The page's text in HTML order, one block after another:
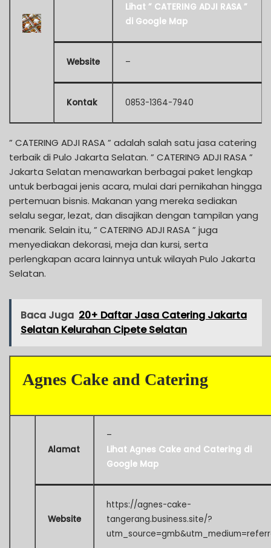
Lihat ” CATERING ADJI RASA ”
di Google Map
Website –
Kontak 0853-1364-7940
” CATERING ADJI RASA ” adalah salah satu jasa catering
terbaik di Pulo Jakarta Selatan. ” CATERING ADJI RASA ”
Jakarta Selatan menawarkan berbagai paket lengkap
untuk berbagai jenis acara, mulai dari pernikahan hingga
pertemuan bisnis. Makanan yang mereka sediakan
selalu segar, lezat, dan disajikan dengan tampilan yang
menarik. Selain itu, ” CATERING ADJI RASA ” juga
menyediakan dekorasi, meja dan kursi, serta
perlengkapan acara lainnya untuk wilayah Pulo Jakarta
Selatan.
Baca Juga 20+ Daftar Jasa Catering Jakarta
Selatan Kelurahan Cipete Selatan
Agnes Cake and Catering
Alamat
–
Lihat Agnes Cake and Catering di
Google Map
Website
https://agnes-cake-
tangerang.business.site/?